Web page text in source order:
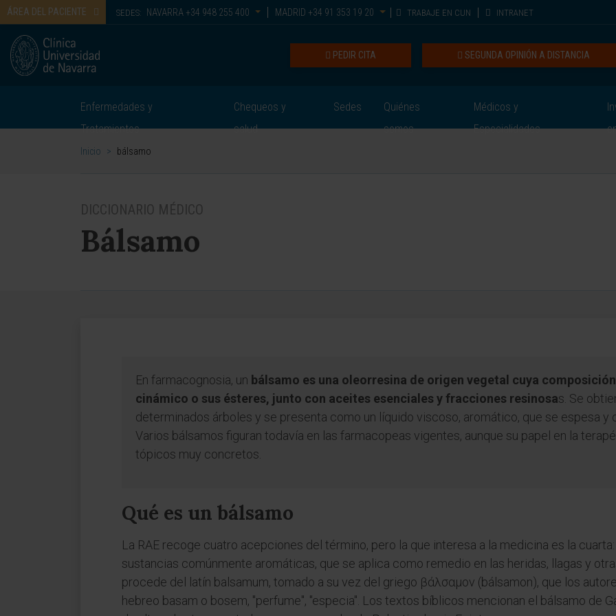
ÁREA DEL PACIENTE SEDES: NAVARRA +34 948 255 400 MADRID +34 91 353 19 20 TRABAJE EN CUN INTRANET
SEGUNDA OPINIÓN A DISTANCIA
PEDIR CITA
Enfermedades y
Tratamientos
Chequeos y
salud
Sedes
Quiénes
somos
Médicos y
Especialidades
Inicio > bálsamo
DICCIONARIO MÉDICO
Bálsamo
En farmacognosia, un bálsamo es una oleorresina de origen vegetal cuya
cinámico o sus ésteres, junto con aceites esenciales y fracciones resinosas. Se
determinados árboles y se presenta como un líquido viscoso, aromático, que se espesa
Varios bálsamos figuran todavía en las farmacopeas vigentes, aunque su papel en la
tópicos muy concretos.
Qué es un bálsamo
La RAE recoge cuatro acepciones del término, pero la que interesa a la medicina es la
sustancias comúnmente aromáticas, que se aplica como remedio en las heridas, llagas y
procede del latín balsamum, tomado a su vez del griego βάλσαμον (bálsamon), que los
hebreo basam o bosem, "perfume", "especia". Los textos bíblicos mencionan el bálsamo de